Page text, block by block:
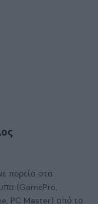
πορεία στα
(GamePro,
PC Master) από το